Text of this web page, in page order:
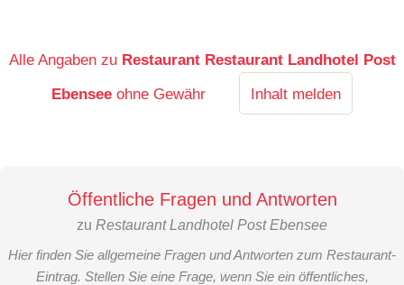
Alle Angaben zu Restaurant Restaurant Landhotel Post
Ebensee ohne Gewähr Inhalt melden
Öffentliche Fragen und Antworten
zu Restaurant Landhotel Post Ebensee
Hier finden Sie allgemeine Fragen und Antworten zum Restaurant-
Eintrag. Stellen Sie eine Frage, wenn Sie ein öffentliches,